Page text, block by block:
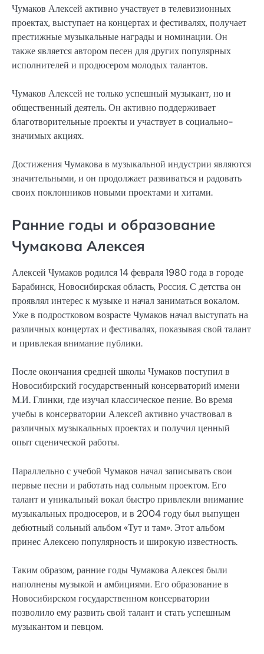
Чумаков Алексей активно участвует в телевизионных
проектах, выступает на концертах и фестивалях, получает
престижные музыкальные награды и номинации. Он
также является автором песен для других популярных
исполнителей и продюсером молодых талантов.
Чумаков Алексей не только успешный музыкант, но и
общественный деятель. Он активно поддерживает
благотворительные проекты и участвует в социально-
значимых акциях.
Достижения Чумакова в музыкальной индустрии являются
значительными, и он продолжает развиваться и радовать
своих поклонников новыми проектами и хитами.
Ранние годы и образование
Чумакова Алексея
Алексей Чумаков родился 14 февраля 1980 года в городе
Барабинск, Новосибирская область, Россия. С детства он
проявлял интерес к музыке и начал заниматься вокалом.
Уже в подростковом возрасте Чумаков начал выступать на
различных концертах и фестивалях, показывая свой талант
и привлекая внимание публики.
После окончания средней школы Чумаков поступил в
Новосибирский государственный консерваторий имени
М.И. Глинки, где изучал классическое пение. Во время
учебы в консерватории Алексей активно участвовал в
различных музыкальных проектах и получил ценный
опыт сценической работы.
Параллельно с учебой Чумаков начал записывать свои
первые песни и работать над сольным проектом. Его
талант и уникальный вокал быстро привлекли внимание
музыкальных продюсеров, и в 2004 году был выпущен
дебютный сольный альбом «Тут и там». Этот альбом
принес Алексею популярность и широкую известность.
Таким образом, ранние годы Чумакова Алексея были
наполнены музыкой и амбициями. Его образование в
Новосибирском государственном консерватории
позволило ему развить свой талант и стать успешным
музыкантом и певцом.